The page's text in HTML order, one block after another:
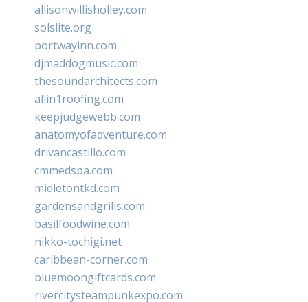
allisonwillisholley.com
solslite.org
portwayinn.com
djmaddogmusic.com
thesoundarchitects.com
allin1roofing.com
keepjudgewebb.com
anatomyofadventure.com
drivancastillo.com
cmmedspa.com
midletontkd.com
gardensandgrills.com
basilfoodwine.com
nikko-tochigi.net
caribbean-corner.com
bluemoongiftcards.com
rivercitysteampunkexpo.com